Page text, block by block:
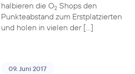
halbieren die O2Shops den
Punkteabstand zum Erstplatzierten
und holen in vielen der […]
09. Juni 2017